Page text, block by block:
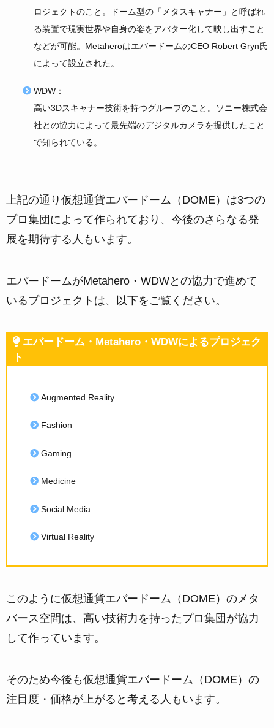
ロジェクトのこと。ドーム型の「メタスキャナー」と呼ばれ
る装置で現実世界や自身の姿をアバター化して映し出すこと
などが可能。MetaheroはエバードームのCEO Robert Gryn氏
によって設立された。
WDW：
高い3Dスキャナー技術を持つグループのこと。ソニー株式会
社との協力によって最先端のデジタルカメラを提供したこと
で知られている。
上記の通り仮想通貨エバードーム（DOME）は3つの
プロ集団によって作られており、今後のさらなる発
展を期待する人もいます。
エバードームがMetahero・WDWとの協力で進めて
いるプロジェクトは、以下をご覧ください。
エバードーム・Metahero・WDWによるプロジェク
ト
Augmented Reality
Fashion
Gaming
Medicine
Social Media
Virtual Reality
このように仮想通貨エバードーム（DOME）のメタ
バース空間は、高い技術力を持ったプロ集団が協力
して作っています。
そのため今後も仮想通貨エバードーム（DOME）の
注目度・価格が上がると考える人もいます。